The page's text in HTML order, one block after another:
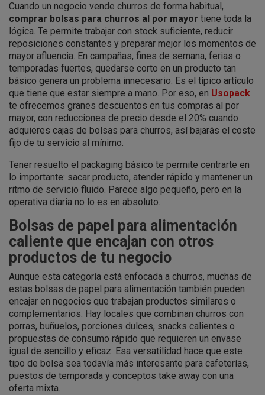
Cuando un negocio vende churros de forma habitual,
comprar bolsas para churros al por mayor tiene toda la
lógica. Te permite trabajar con stock suficiente, reducir
reposiciones constantes y preparar mejor los momentos de
mayor afluencia. En campañas, fines de semana, ferias o
temporadas fuertes, quedarse corto en un producto tan
básico genera un problema innecesario. Es el típico artículo
que tiene que estar siempre a mano. Por eso, en Usopack
te ofrecemos granes descuentos en tus compras al por
mayor, con reducciones de precio desde el 20% cuando
adquieres cajas de bolsas para churros, así bajarás el coste
fijo de tu servicio al mínimo.
Tener resuelto el packaging básico te permite centrarte en
lo importante: sacar producto, atender rápido y mantener un
ritmo de servicio fluido. Parece algo pequeño, pero en la
operativa diaria no lo es en absoluto.
Bolsas de papel para alimentación
caliente que encajan con otros
productos de tu negocio
Aunque esta categoría está enfocada a churros, muchas de
estas bolsas de papel para alimentación también pueden
encajar en negocios que trabajan productos similares o
complementarios. Hay locales que combinan churros con
porras, buñuelos, porciones dulces, snacks calientes o
propuestas de consumo rápido que requieren un envase
igual de sencillo y eficaz. Esa versatilidad hace que este
tipo de bolsa sea todavía más interesante para cafeterías,
puestos de temporada y conceptos take away con una
oferta mixta.